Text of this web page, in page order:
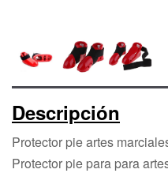
Descripción
Protector pie artes
Protector pie para para